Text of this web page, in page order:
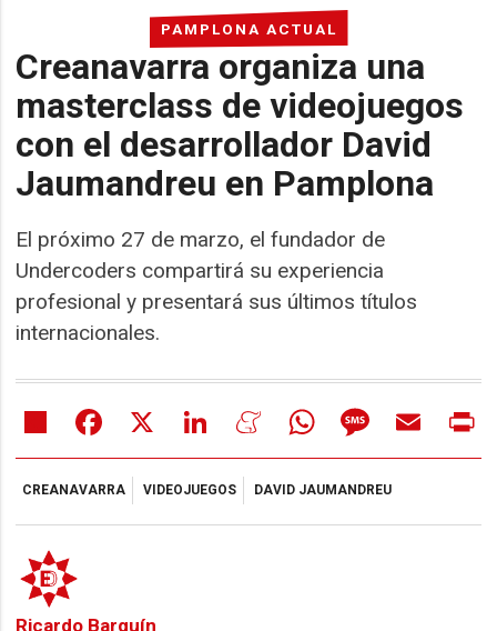
PAMPLONA ACTUAL
Creanavarra organiza una
masterclass de videojuegos
con el desarrollador David
Jaumandreu en Pamplona
El próximo 27 de marzo, el fundador de
Undercoders compartirá su experiencia
profesional y presentará sus últimos títulos
internacionales.
Share Facebook LinkedIn MeneameWhatsAppMessageEmail
CREANAVARRA VIDEOJUEGOS DAVID JAUMANDREU
Ricardo Barquín